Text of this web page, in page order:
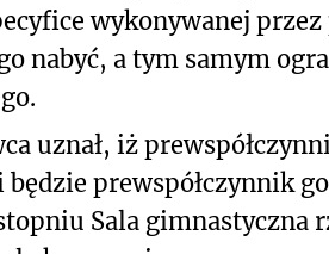
wykonywanej
nabyć, a tym samym
uznał, iż
będzie prewspółczynnik
Sala gimnastyczna